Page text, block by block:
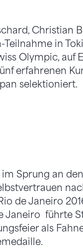
Christian
in
Olympic, auf
erfahrenen
selektioniert.
Sprung an
de Janeiro
Janeiro führte
als